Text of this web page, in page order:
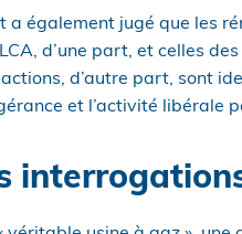
a également jugé que les
d’une part, et celles
d’autre part, sont
et l’activité libérale